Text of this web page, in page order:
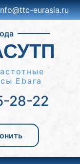
eurasia.ru
Ebara
28-22